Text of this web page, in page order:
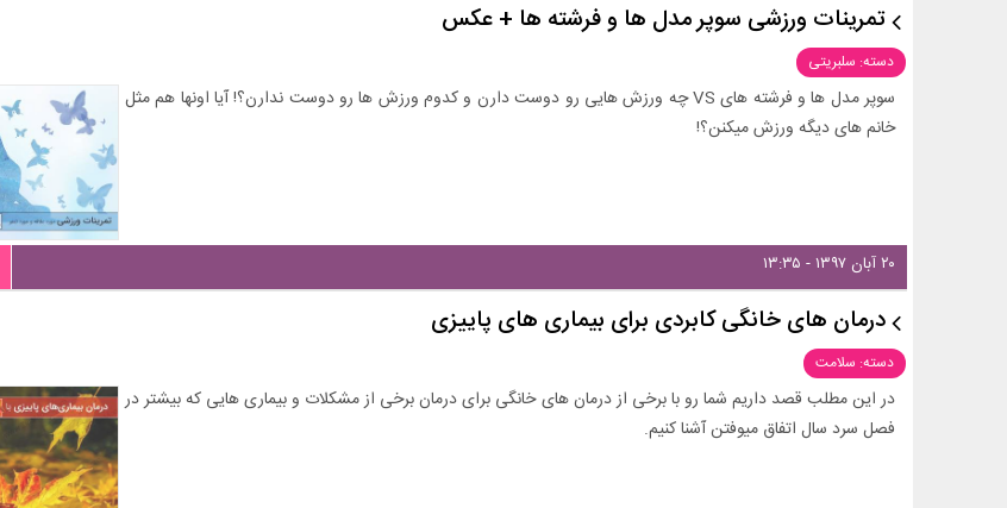
تمرینات ورزشی سوپر مدل ها و فرشته ها + عکس
دسته: سلبریتی
سوپر مدل ها و فرشته های VS چه ورزش هایی رو دوست دارن و کدوم ورزش ها رو دوست ندارن؟! آیا اونها هم مثل
خانم های دیگه ورزش میکنن؟!
۲۰ آبان ۱۳۹۷ - ۱۳:۳۵
درمان‌ های خانگی کابردی برای بیماری‌ های پاییزی
دسته: سلامت
در این مطلب قصد داریم شما رو با برخی از درمان های خانگی برای درمان برخی از مشکلات و بیماری هایی که بیشتر در
فصل سرد سال اتفاق میوفتن آشنا کنیم.